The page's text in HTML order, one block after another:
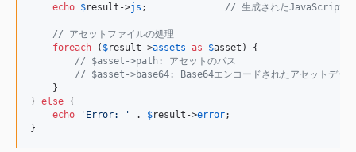
echo $result ->js ; // 生成されたJavaScript
// アセットファイルの処理
foreach ( $result ->assets as $asset ) {
// $asset->path: アセットのパス
// $asset->base64: Base64エンコードされたアセットデータ
    }
} else {
echo
' Error: ' . $result ->error;
}